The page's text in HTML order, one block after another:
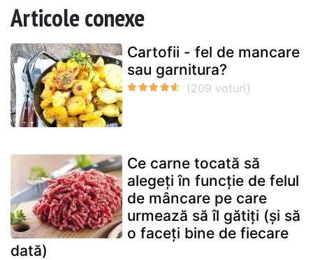
Articole conexe
Cartofii - fel de mancare
sau garnitura?
Ce carne tocată să
alegeți în funcție de felul
de mâncare pe care
urmează să îl gătiți (și să
o faceți bine de fiecare
dată)